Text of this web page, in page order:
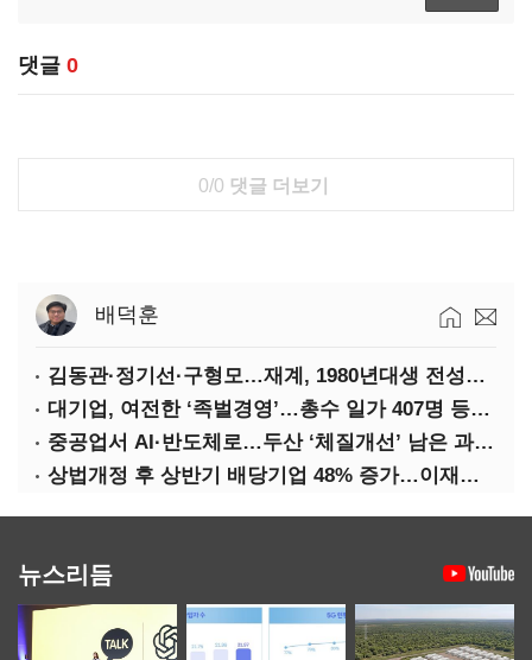
댓글 0
0/0 댓글 더보기
배덕훈
김동관·정기선·구형모…재계, 1980년대생 전성시대
대기업, 여전한 ‘족벌경영’…총수 일가 407명 등기임원
중공업서 AI·반도체로…두산 ‘체질개선’ 남은 과제는
상법개정 후 상반기 배당기업 48% 증가…이재용 배당액 728억 1위
뉴스리듬